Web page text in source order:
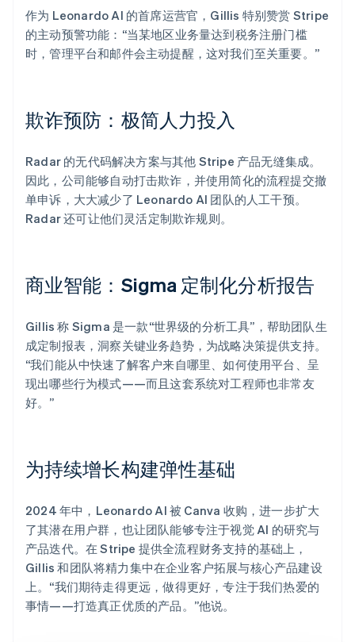
作为 Leonardo AI 的首席运营官，Gillis 特别赞赏 Stripe
的主动预警功能：“当某地区业务量达到税务注册门槛
时，管理平台和邮件会主动提醒，这对我们至关重要。”
欺诈预防：极简人力投入
Radar 的无代码解决方案与其他 Stripe 产品无缝集成。
因此，公司能够自动打击欺诈，并使用简化的流程提交撤
单申诉，大大减少了 Leonardo AI 团队的人工干预。
Radar 还可让他们灵活定制欺诈规则。
商业智能：Sigma 定制化分析报告
Gillis 称 Sigma 是一款“世界级的分析工具”，帮助团队生
成定制报表，洞察关键业务趋势，为战略决策提供支持。
“我们能从中快速了解客户来自哪里、如何使用平台、呈
现出哪些行为模式——而且这套系统对工程师也非常友
好。”
为持续增长构建弹性基础
2024 年中，Leonardo AI 被 Canva 收购，进一步扩大
了其潜在用户群，也让团队能够专注于视觉 AI 的研究与
产品迭代。在 Stripe 提供全流程财务支持的基础上，
Gillis 和团队将精力集中在企业客户拓展与核心产品建设
上。“我们期待走得更远，做得更好，专注于我们热爱的
事情——打造真正优质的产品。”他说。